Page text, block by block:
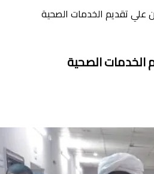
علي تقديم الخدمات الصحية
الخدمات الصحية